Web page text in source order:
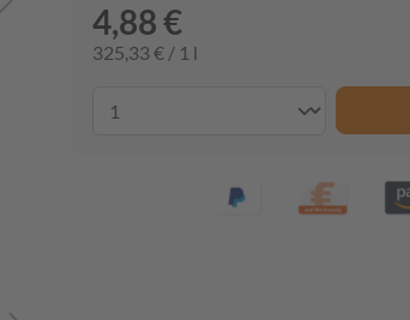
4,88 €
325,33 € / 1 l